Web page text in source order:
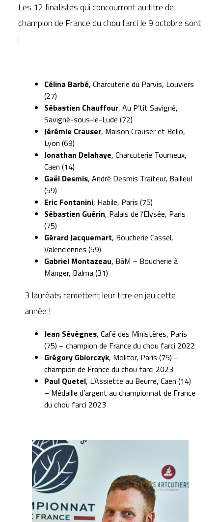
Les 12 finalistes qui concourront au titre de
champion de France du chou farci le 9 octobre sont
:
Célina Barbé, Charcuterie du Parvis, Louviers
(27)
Sébastien Chauffour, Au P’tit Savigné,
Savigné-sous-le-Lude (72)
Jérémie Crauser, Maison Crauser et Bello,
Lyon (69)
Jonathan Delahaye, Charcuterie Tourneux,
Caen (14)
Gaël Desmis, André Desmis Traiteur, Bailleul
(59)
Eric Fontanini, Habile, Paris (75)
Sébastien Guérin, Palais de l’Elysée, Paris
(75)
Gérard Jacquemart, Boucherie Cassel,
Valenciennes (59)
Gabriel Montazeau, BàM – Boucherie à
Manger, Balma (31)
3 lauréats remettent leur titre en jeu cette
année !
Jean Sévègnes, Café des Ministères, Paris
(75) – champion de France du chou farci 2022
Grégory Gbiorczyk, Molitor, Paris (75) –
champion de France du chou farci 2023
Paul Quetel, L’Assiette au Beurre, Caen (14)
– Médaille d’argent au championnat de France
du chou farci 2023